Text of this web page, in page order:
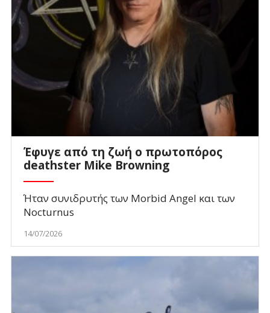
Έφυγε από τη ζωή ο πρωτοπόρος
deathster Mike Browning
Ήταν συνιδρυτής των Morbid Angel και των
Nocturnus
14/07/2026